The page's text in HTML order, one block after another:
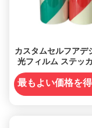
カスタムセルフアデ
光フィルム ステッ
ント可能 暗黒ビ
最もよい価格を